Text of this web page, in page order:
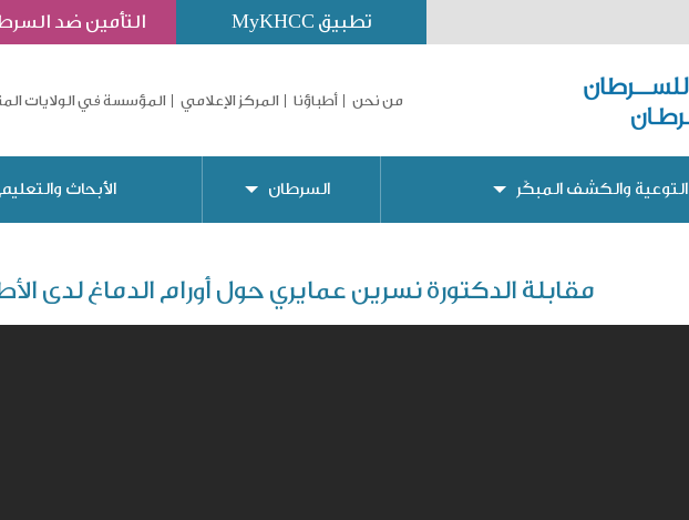
التأمين ضد تطبيق MyKHCC
من نحن أطباؤنا المركز الإعلامي المؤسسة في الولايات
التوعية والكشف المبكّر السرطان الأبحاث والتعليم
مقابلة الدكتورة نسرين عمايري حول أورام الدماغ لدى